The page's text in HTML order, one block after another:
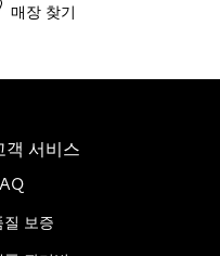
매장 찾기
객 서비스
질 보증